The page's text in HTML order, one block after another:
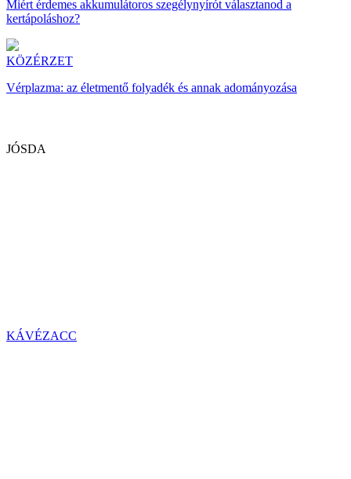
Miért érdemes akkumulátoros szegélynyírót választanod a
kertápoláshoz?
KÖZÉRZET
Vérplazma: az életmentő folyadék és annak adományozása
JÓSDA
KÁVÉZACC